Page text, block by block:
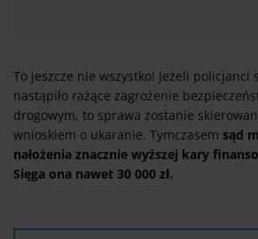
To jeszcze nie wszystko! Jeżeli policjanci
nastąpiło rażące zagrożenie
drogowym, to sprawa zostanie
wnioskiem o ukaranie. Tymczasem sąd
nałożenia znacznie wyższej kary
Sięga ona nawet 30 000 zł.